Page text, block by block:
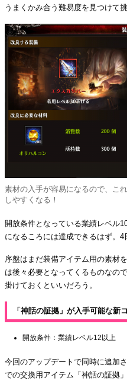
うまくかみ合う難易度を見つけて
素材の入手が容易になるので、こ
しやすくなる！
開放条件となっている業績レベル
になるころには達成できるはず。4
序盤はまだ装備アイテム用の素材
は後々必要となってくるものなの
掛けておくといいだろう。
「神話の証拠」が入手可能な新
開放条件：業績レベル12以上
今回のアップデートで同時に追加
での交換用アイテム「神話の証拠